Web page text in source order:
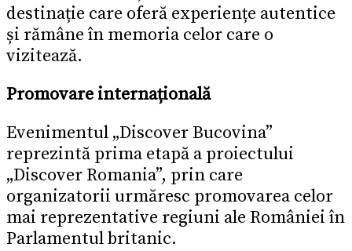
destinație care oferă experiențe autentice
și rămâne în memoria celor care o
vizitează.
Promovare internațională
Evenimentul „Discover Bucovina”
reprezintă prima etapă a proiectului
„Discover Romania”, prin care
organizatorii urmăresc promovarea celor
mai reprezentative regiuni ale României în
Parlamentul britanic.